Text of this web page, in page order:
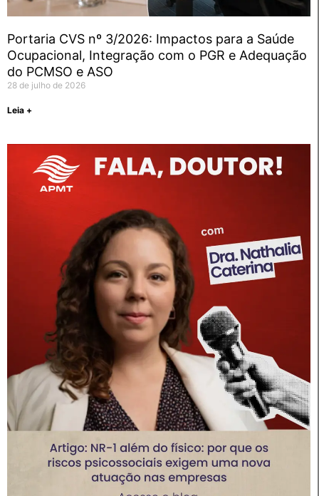
Portaria CVS nº 3/2026: Impactos para a Saúde
Ocupacional, Integração com o PGR e Adequação
do PCMSO e ASO
28 de julho de 2026
Leia +